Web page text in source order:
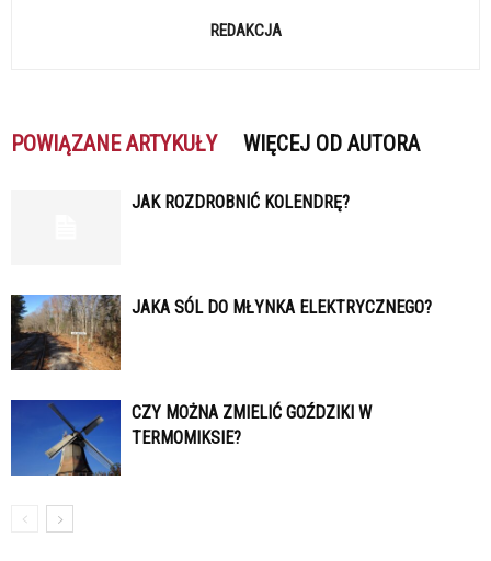
REDAKCJA
POWIĄZANE ARTYKUŁY WIĘCEJ OD AUTORA
JAK ROZDROBNIĆ KOLENDRĘ?
JAKA SÓL DO MŁYNKA ELEKTRYCZNEGO?
CZY MOŻNA ZMIELIĆ GOŹDZIKI W
TERMOMIKSIE?